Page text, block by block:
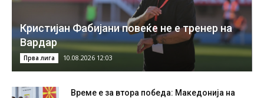
Кристијан Фабијани повеќе не е тренер на
Вардар
Прва лига 10.08.2026 12:03
Време е за втора победа: Македонија на